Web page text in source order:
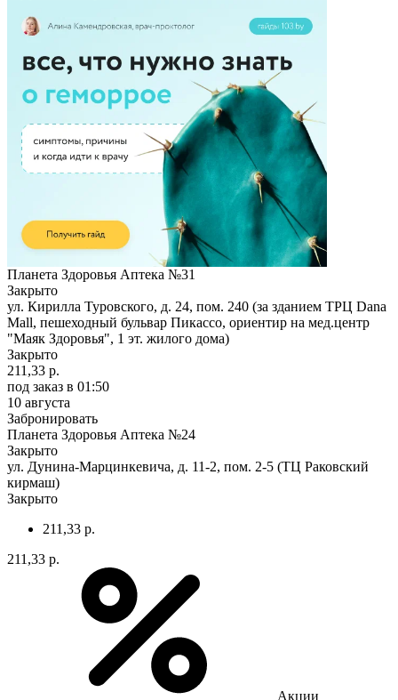
Планета Здоровья Аптека №31
Закрыто
ул. Кирилла Туровского, д. 24, пом. 240 (за зданием ТРЦ Dana
Mall, пешеходный бульвар Пикассо, ориентир на мед.центр
"Маяк Здоровья", 1 эт. жилого дома)
Закрыто
211,33 р.
под заказ в 01:50
10 августа
Забронировать
Планета Здоровья Аптека №24
Закрыто
ул. Дунина-Марцинкевича, д. 11-2, пом. 2-5 (ТЦ Раковский
кирмаш)
Закрыто
211,33 р.
211,33 р.
Акции